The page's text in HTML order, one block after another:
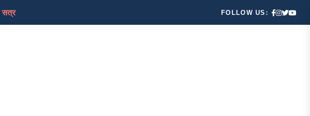
सत्र
FOLLOW US: